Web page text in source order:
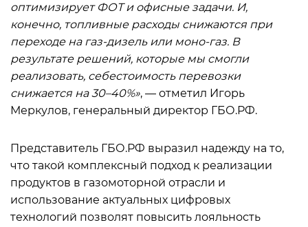
оптимизирует ФОТ и офисные задачи. И,
конечно, топливные расходы снижаются при
переходе на газ-дизель или моно-газ. В
результате решений, которые мы смогли
реализовать, себестоимость перевозки
снижается на 30–40%», — отметил Игорь
Меркулов, генеральный директор ГБО.РФ.
Представитель ГБО.РФ выразил надежду на то,
что такой комплексный подход к реализации
продуктов в газомоторной отрасли и
использование актуальных цифровых
технологий позволят повысить лояльность